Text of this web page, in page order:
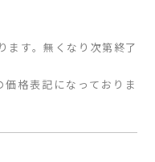
す。無くなり次第終了
格表記になっておりま